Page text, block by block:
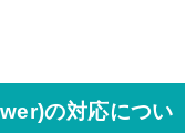
の対応につい